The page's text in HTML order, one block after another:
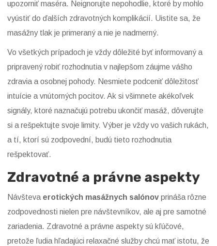
upozorniť maséra. Neignorujte nepohodlie, ktoré by mohlo
vyústiť do ďalších zdravotných komplikácií. Uistite sa, že
masážny tlak je primeraný a nie je nadmerný.
Vo všetkých prípadoch je vždy dôležité byť informovaný a
pripravený robiť rozhodnutia v najlepšom záujme vášho
zdravia a osobnej pohody. Nesmiete podceniť dôležitosť
intuície a vnútorných pocitov. Ak si všimnete akékoľvek
signály, ktoré naznačujú potrebu ukončiť masáž, dôverujte
si a rešpektujte svoje limity. Výber je vždy vo vašich rukách,
a tí, ktorí sú zodpovední, budú tieto rozhodnutia
rešpektovať.
Zdravotné a právne aspekty
Návšteva erotických masážnych salónov prináša rôzne
zodpovednosti nielen pre návštevníkov, ale aj pre samotné
zariadenia. Zdravotné a právne aspekty sú kľúčové,
pretože ľudia hľadajúci relaxačné služby chcú mať istotu, že